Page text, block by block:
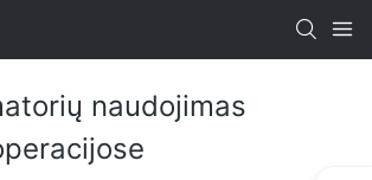
naudojimas